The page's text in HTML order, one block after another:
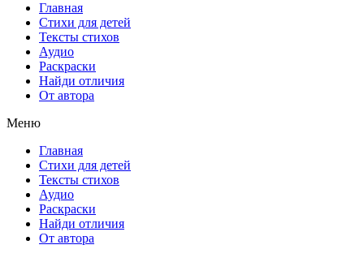
Главная
Стихи для детей
Тексты стихов
Аудио
Раскраски
Найди отличия
От автора
Меню
Главная
Стихи для детей
Тексты стихов
Аудио
Раскраски
Найди отличия
От автора